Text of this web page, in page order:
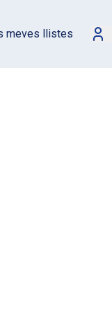
meves llistes